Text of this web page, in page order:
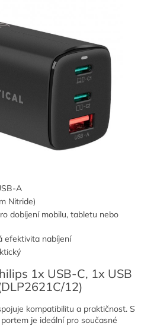
A
Nitride)
dobíjení mobilu, tabletu nebo
efektivita nabíjení
1x USB-C, 1x USB
12)
kompatibilitu a praktičnost. S
je ideální pro současné